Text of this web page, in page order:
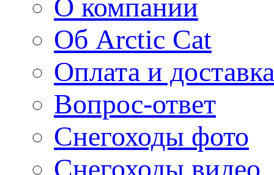
О компании
Об Arctic Cat
Оплата и доставка
Вопрос-ответ
Снегоходы фото
Снегоходы видео